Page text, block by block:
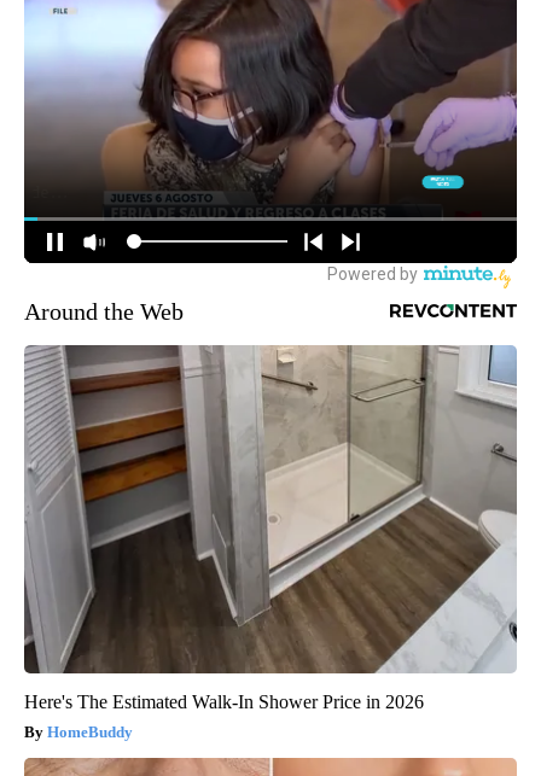
Around the Web
Here's The Estimated Walk-In Shower Price in 2026
HomeBuddy